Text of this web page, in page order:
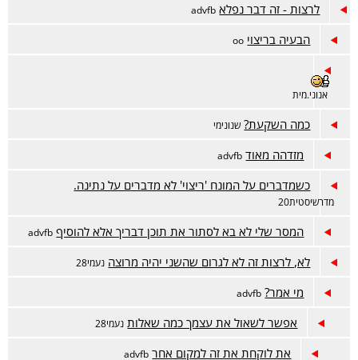
לרצות - זה דבר נפלא advfb
הבעיה בריצוי oo
אנוני.מית
כמה השקעת? שנונימי
מזדהה מאוד advfb
כשמדברים על המונח 'ריצוי' לא מדברים על נתינה.
מדרשיסטית20
המסר שלי לא בא לסתור את תוכן דבריך אלא להוסיף advfb
לא, לרצות זה לא לגרום שהשני יהיה מרוצה נעמי28
מי אמר? advfb
אפשר לשאול את עצמך כמה שאלות נעמי28
את לוקחת את זה למקום אחר advfb